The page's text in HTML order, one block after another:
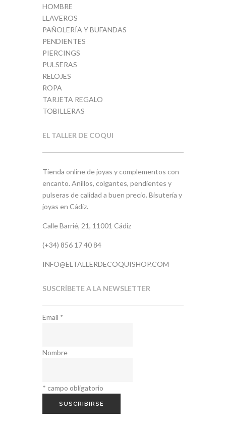
HOMBRE
LLAVEROS
PAÑOLERÍA Y BUFANDAS
PENDIENTES
PIERCINGS
PULSERAS
RELOJES
ROPA
TARJETA REGALO
TOBILLERAS
EL TALLER DE COQUI
Tienda online de joyas y complementos con
encanto. Anillos, colgantes, pendientes y
pulseras de calidad a buen precio. Bisutería y
joyas en Cádiz.
Calle Barrié, 21, 11001 Cádiz
(+34) 856 17 40 84
INFO@ELTALLERDECOQUISHOP.COM
SUSCRÍBETE A LA NEWSLETTER
Email *
Nombre
* campo obligatorio